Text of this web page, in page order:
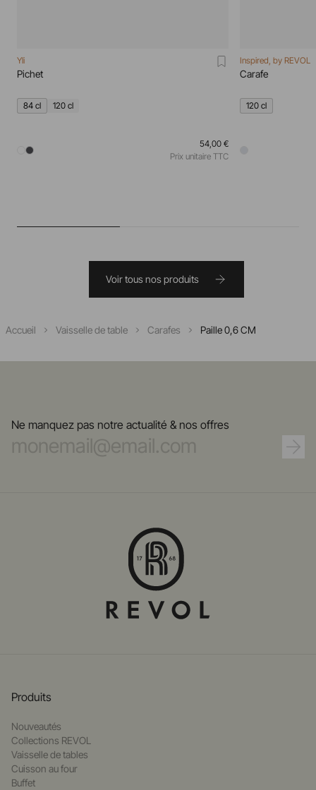
Yli
Pichet
84 cl 120 cl
54,00 €
Prix unitaire TTC
Inspired, by REVOL
Carafe
120 cl
Voir tous nos produits
Accueil Vaisselle de table Carafes Paille 0,6 CM
Ne manquez pas notre actualité & nos offres
Produits
Nouveautés
Collections REVOL
Vaisselle de tables
Cuisson au four
Buffet